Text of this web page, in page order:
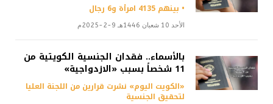
• بينهم 4135 امرأة و6 رجال
الأحد 10 شعبان 1446هـ 9-2-2025م
بالأسماء.. فقدان الجنسية الكويتية من
11 شخصاً بسبب «الازدواجية»
«الكويت اليوم» نشرت قرارين من اللجنة العليا
لتحقيق الجنسية